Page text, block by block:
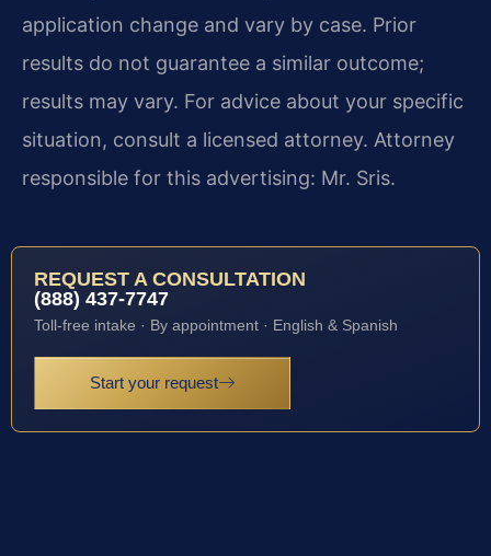
application change and vary by case. Prior
results do not guarantee a similar outcome;
results may vary. For advice about your specific
situation, consult a licensed attorney. Attorney
responsible for this advertising: Mr. Sris.
REQUEST A CONSULTATION
(888) 437-7747
Toll-free intake · By appointment · English & Spanish
Start your request